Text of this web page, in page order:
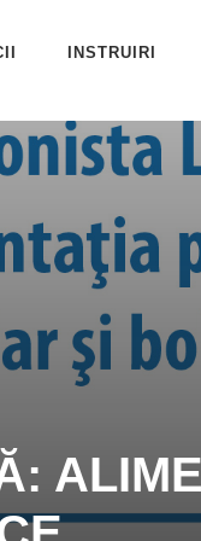
INSTRUIRI